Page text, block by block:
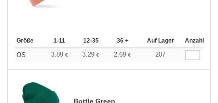
Größe 1-11 12-35 36 + Auf Lager Anzahl
OS 3.89 € 3.29 € 2.69 € 207
Bottle Green